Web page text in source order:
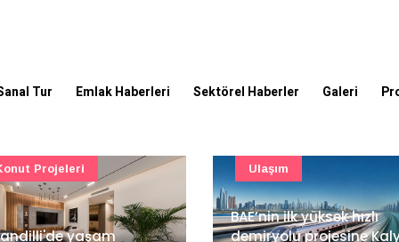
Tur Emlak Haberleri Sektörel Haberler Galeri
ilk yüksek hızlı
projesine Kalyon
Mimarlık ve mühendislik
projeleri e-PYS ile dijital
Güncel